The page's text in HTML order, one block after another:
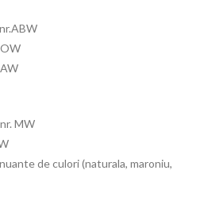
MW
de culori (naturala, maroniu,